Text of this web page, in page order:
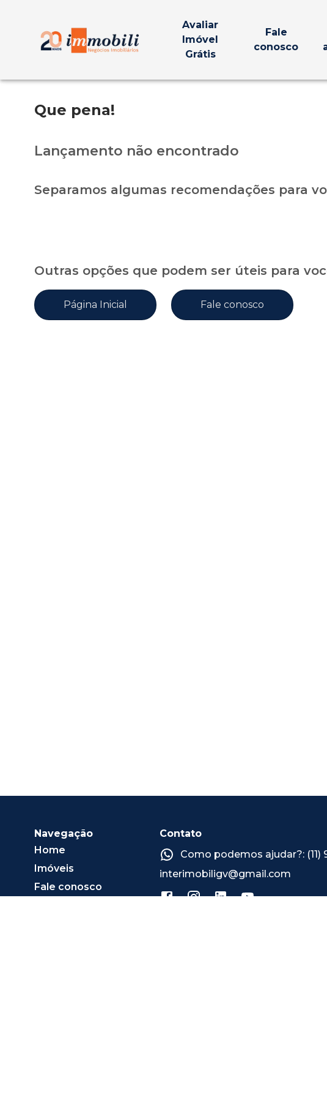
Avaliar
Imóvel
Grátis
Fale
conosco
Que pena!
Lançamento não encontrado
Separamos algumas recomendações para
Outras opções que podem ser úteis para
Página Inicial Fale conosco
Navegação
Home
Imóveis
Fale conosco
Contato
Como podemos ajudar?: (11)
interimobiligv@gmail.com